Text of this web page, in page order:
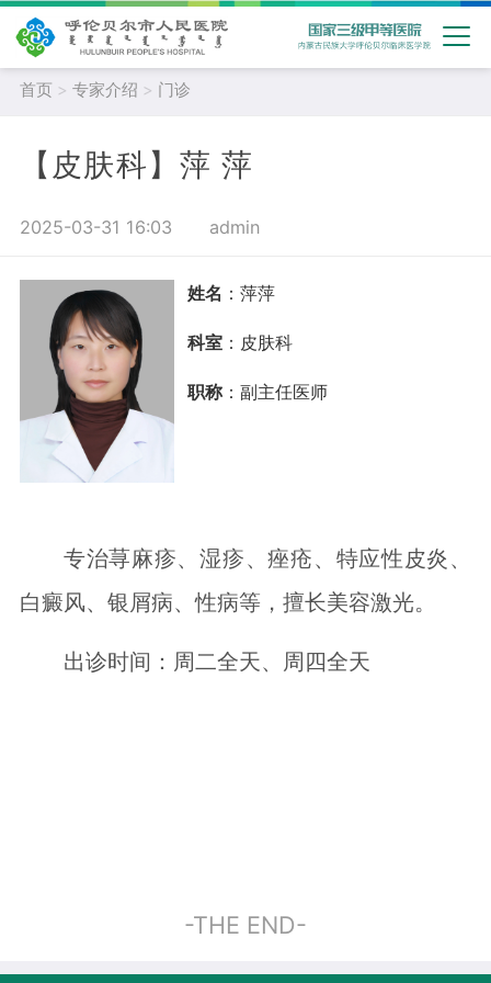
首页 > 专家介绍 > 门诊
【皮肤科】萍 萍
2025-03-31 16:03 admin
姓名 ：萍萍
科室：皮肤科
职称：副主任医师
专治荨麻疹、湿疹、痤疮、特应性皮炎、
白癜风、银屑病、性病等，擅长美容激光。
出诊时间：周二全天、周四全天
-THE END-